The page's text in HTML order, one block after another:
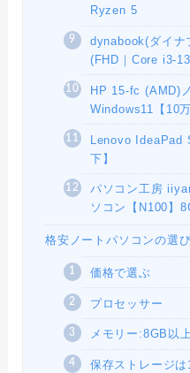
Ryzen 5
dynabook(ダイナ
(FHD｜Core i3-
HP 15-fc (AMD)
Windows11【10
Lenovo IdeaPad
下】
パソコン工房
ソコン【N100】
格安ノートパソコンの選
価格で選ぶ
プロセッサー
メモリー:8GB以
保存ストレージ